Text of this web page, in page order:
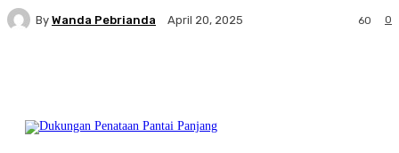
By Wanda Pebrianda April 20, 2025 0
60